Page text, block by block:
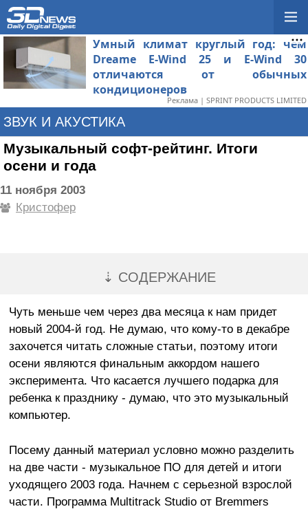
Умный климат круглый год: чем
Dreame E-Wind 25 и E-Wind 30
отличаются от обычных
кондиционеров
Реклама | SPRINT PRODUCTS LIMITED
ЗВУК И АКУСТИКА
Музыкальный софт-рейтинг. Итоги
осени и года
11 ноября 2003
Кристофер
⇣ СОДЕРЖАНИЕ
Чуть меньше чем через два месяца к нам придет
новый 2004-й год. Не думаю, что кому-то в декабре
захочется читать сложные статьи, поэтому итоги
осени являются финальным аккордом нашего
эксперимента. Что касается лучшего подарка для
ребенка к празднику - думаю, что это музыкальный
компьютер.
Посему данный материал условно можно разделить
на две части - музыкальное ПО для детей и итоги
уходящего 2003 года. Начнем с серьезной взрослой
части. Программа Multitrack Studio от Bremmers